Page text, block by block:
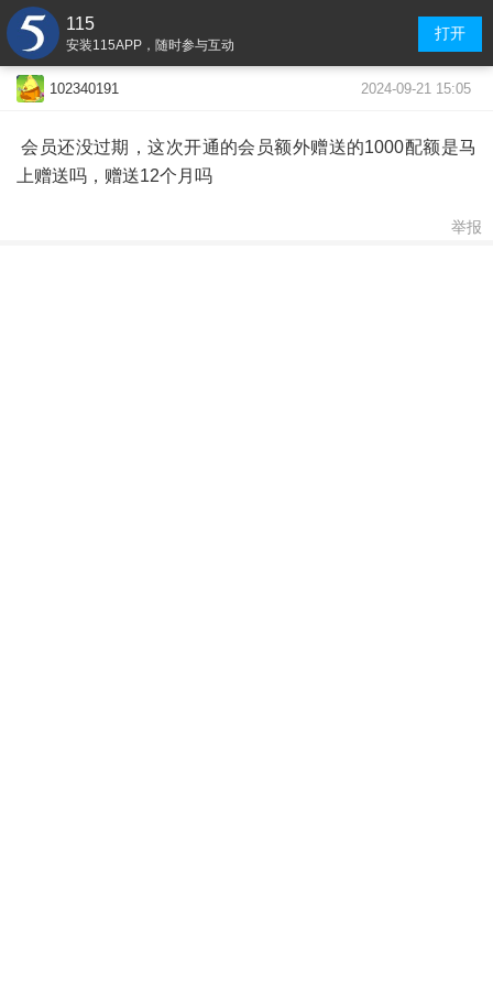
115
安装115APP，随时参与互动
打开
102340191 2024-09-21 15:05
会员还没过期，这次开通的会员额外赠送的1000配额是马
上赠送吗，赠送12个月吗
举报